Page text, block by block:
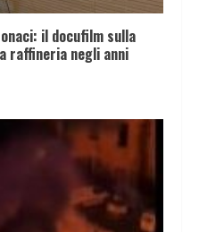
il docufilm sulla
raffineria negli anni